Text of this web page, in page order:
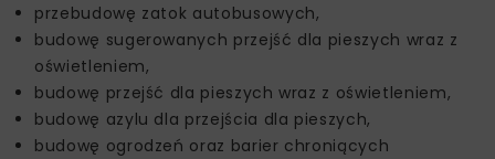
przebudowę zatok autobusowych,
budowę sugerowanych przejść dla pieszych wraz z
oświetleniem,
budowę przejść dla pieszych wraz z oświetleniem,
budowę azylu dla przejścia dla pieszych,
budowę ogrodzeń oraz barier chroniących